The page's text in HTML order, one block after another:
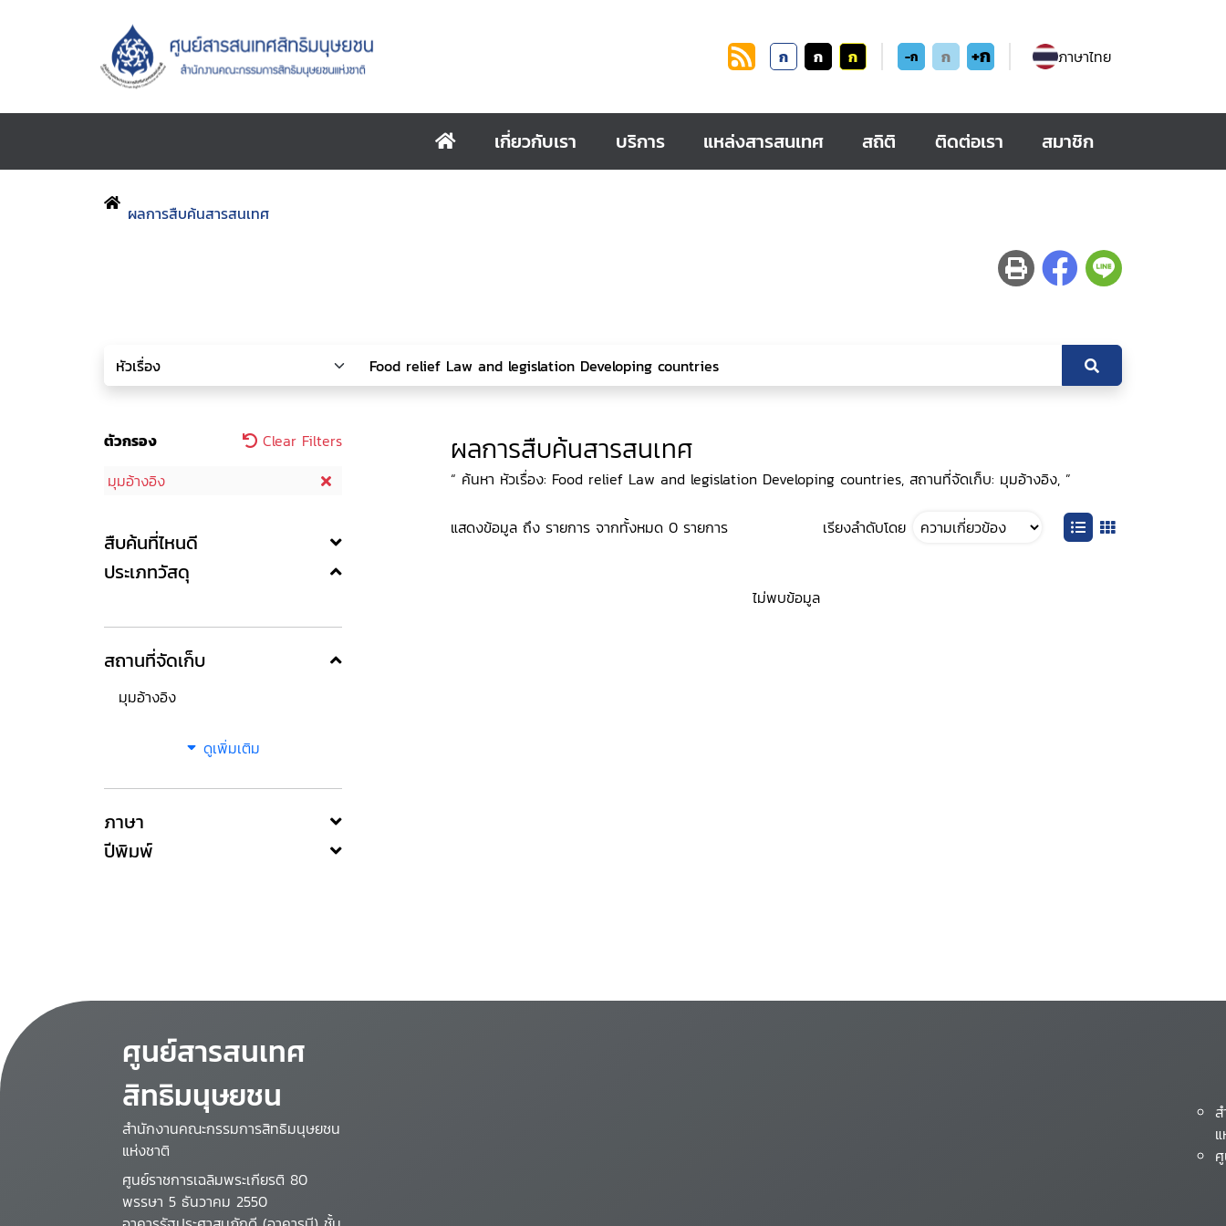
ก ก ก -ก ก +ก ภาษาไทย
เกี่ยวกับเรา บริการ แหล่งสารสนเทศ สถิติ ติดต่อเรา สมาชิก
ผลการสืบค้นสารสนเทศ
ตัวกรอง
Clear Filters
มุมอ้างอิง
สืบค้นที่ไหนดี
ประเภทวัสดุ
สถานที่จัดเก็บ
มุมอ้างอิง
ดูเพิ่มเติม
ภาษา
ปีพิมพ์
ผลการสืบค้นสารสนเทศ
“ ค้นหา หัวเรื่อง: Food relief Law and legislation Developing countries, สถานที่จัดเก็บ: มุมอ้างอิง, ”
แสดงข้อมูล ถึง รายการ จากทั้งหมด 0 รายการ เรียงลำดับโดย
ไม่พบข้อมูล
ศูนย์สารสนเทศ
สิทธิมนุษยชน
สำนักงานคณะกรรมการสิทธิมนุษยชน
แห่งชาติ
ศูนย์ราชการเฉลิมพระเกียรติ 80
พรรษา 5 ธันวาคม 2550